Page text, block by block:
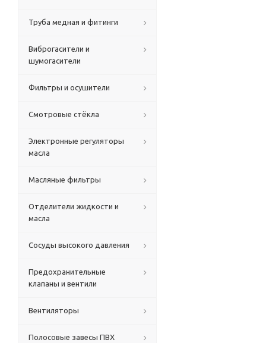
Труба медная и фитинги
Виброгасители и
шумогасители
Фильтры и осушители
Смотровые стёкла
Электронные регуляторы
масла
Масляные фильтры
Отделители жидкости и
масла
Сосуды высокого давления
Предохранительные
клапаны и вентили
Вентиляторы
Полосовые завесы ПВХ